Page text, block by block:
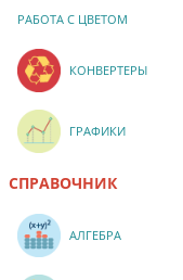
РАБОТА С ЦВЕТОМ
КОНВЕРТЕРЫ
ГРАФИКИ
СПРАВОЧНИК
АЛГЕБРА